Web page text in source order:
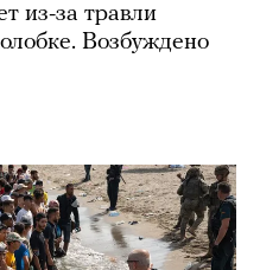
из-за травли
Возбуждено